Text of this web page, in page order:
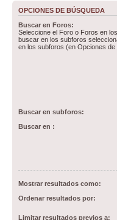
OPCIONES DE BÚSQUEDA
Buscar en Foros:
Seleccione el Foro o Foros en
buscar en los subforos
en los subforos (en Opciones de
Buscar en subforos:
Buscar en :
Mostrar resultados como:
Ordenar resultados por:
Limitar resultados previos a: